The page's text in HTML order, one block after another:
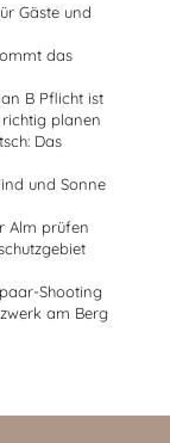
Gäste und
das
B Pflicht ist
richtig planen
Das
und Sonne
Alm prüfen
Shooting
am Berg